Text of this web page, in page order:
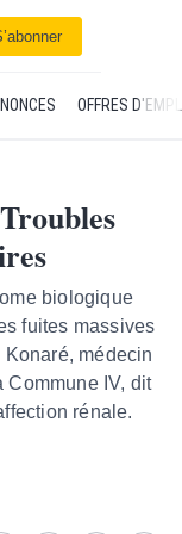
OFFRES
biologique
fuites massives
médecin
Commune IV, dit
rénale.